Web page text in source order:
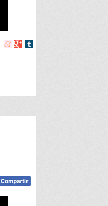
Compartir
Compartir
Compartir